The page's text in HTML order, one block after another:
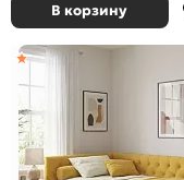
В корзину